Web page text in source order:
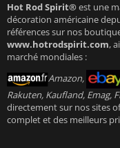
Hot Rod Spirit®est une
décoration américaine
références sur nos
www.hotrodspirit.com,
marché mondiales :
Amazon,
Rakuten, Kaufland, Emag,
directement sur nos sites
complet et des meilleurs